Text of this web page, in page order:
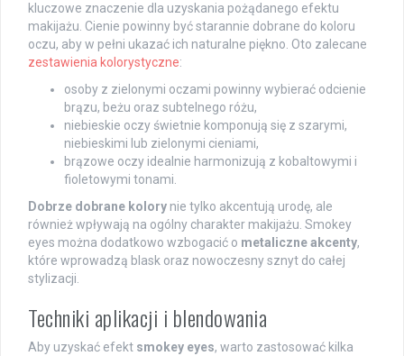
kluczowe znaczenie dla uzyskania pożądanego efektu
makijażu. Cienie powinny być starannie dobrane do koloru
oczu, aby w pełni ukazać ich naturalne piękno. Oto zalecane
zestawienia kolorystyczne:
osoby z zielonymi oczami powinny wybierać odcienie
brązu, beżu oraz subtelnego różu,
niebieskie oczy świetnie komponują się z szarymi,
niebieskimi lub zielonymi cieniami,
brązowe oczy idealnie harmonizują z kobaltowymi i
fioletowymi tonami.
Dobrze dobrane kolory nie tylko akcentują urodę, ale
również wpływają na ogólny charakter makijażu. Smokey
eyes można dodatkowo wzbogacić o metaliczne akcenty,
które wprowadzą blask oraz nowoczesny sznyt do całej
stylizacji.
Techniki aplikacji i blendowania
Aby uzyskać efekt smokey eyes, warto zastosować kilka